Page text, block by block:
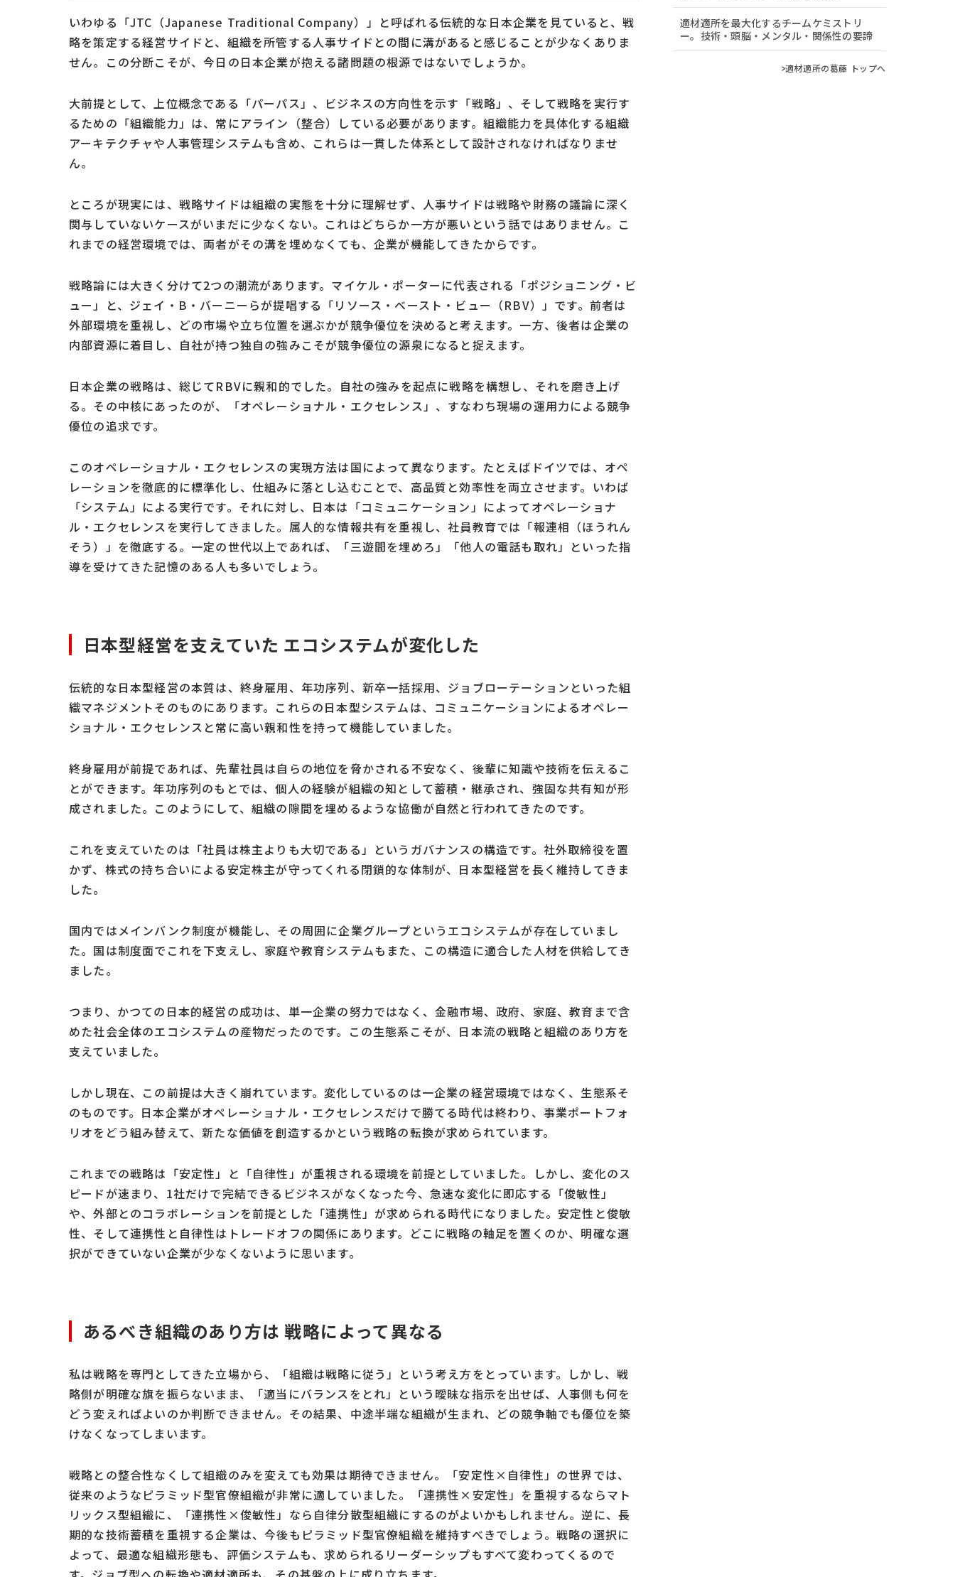
いわゆる「JTC（Japanese Traditional Company）」と呼ばれる伝統的な日本企業を見ていると、戦
略を策定する経営サイドと、組織を所管する人事サイドとの間に溝があると感じることが少なくありま
せん。この分断こそが、今日の日本企業が抱える諸問題の根源ではないでしょうか。
大前提として、上位概念である「パーパス」、ビジネスの方向性を示す「戦略」、そして戦略を実行す
るための「組織能力」は、常にアライン（整合）している必要があります。組織能力を具体化する組織
アーキテクチャや人事管理システムも含め、これらは一貫した体系として設計されなければなりませ
ん。
ところが現実には、戦略サイドは組織の実態を十分に理解せず、人事サイドは戦略や財務の議論に深く
関与していないケースがいまだに少なくない。これはどちらか一方が悪いという話ではありません。こ
れまでの経営環境では、両者がその溝を埋めなくても、企業が機能してきたからです。
戦略論には大きく分けて2つの潮流があります。マイケル・ポーターに代表される「ポジショニング・ビ
ュー」と、ジェイ・B・バーニーらが提唱する「リソース・ベースト・ビュー（RBV）」です。前者は
外部環境を重視し、どの市場や立ち位置を選ぶかが競争優位を決めると考えます。一方、後者は企業の
内部資源に着目し、自社が持つ独自の強みこそが競争優位の源泉になると捉えます。
日本企業の戦略は、総じてRBVに親和的でした。自社の強みを起点に戦略を構想し、それを磨き上げ
る。その中核にあったのが、「オペレーショナル・エクセレンス」、すなわち現場の運用力による競争
優位の追求です。
このオペレーショナル・エクセレンスの実現方法は国によって異なります。たとえばドイツでは、オペ
レーションを徹底的に標準化し、仕組みに落とし込むことで、高品質と効率性を両立させます。いわば
「システム」による実行です。それに対し、日本は「コミュニケーション」によってオペレーショナ
ル・エクセレンスを実行してきました。属人的な情報共有を重視し、社員教育では「報連相（ほうれん
そう）」を徹底する。一定の世代以上であれば、「三遊間を埋めろ」「他人の電話も取れ」といった指
導を受けてきた記憶のある人も多いでしょう。
日本型経営を支えていた エコシステムが変化した
伝統的な日本型経営の本質は、終身雇用、年功序列、新卒一括採用、ジョブローテーションといった組
織マネジメントそのものにあります。これらの日本型システムは、コミュニケーションによるオペレー
ショナル・エクセレンスと常に高い親和性を持って機能していました。
終身雇用が前提であれば、先輩社員は自らの地位を脅かされる不安なく、後輩に知識や技術を伝えるこ
とができます。年功序列のもとでは、個人の経験が組織の知として蓄積・継承され、強固な共有知が形
成されました。このようにして、組織の隙間を埋めるような協働が自然と行われてきたのです。
これを支えていたのは「社員は株主よりも大切である」というガバナンスの構造です。社外取締役を置
かず、株式の持ち合いによる安定株主が守ってくれる閉鎖的な体制が、日本型経営を長く維持してきま
した。
国内ではメインバンク制度が機能し、その周囲に企業グループというエコシステムが存在していまし
た。国は制度面でこれを下支えし、家庭や教育システムもまた、この構造に適合した人材を供給してき
ました。
つまり、かつての日本的経営の成功は、単一企業の努力ではなく、金融市場、政府、家庭、教育まで含
めた社会全体のエコシステムの産物だったのです。この生態系こそが、日本流の戦略と組織のあり方を
支えていました。
しかし現在、この前提は大きく崩れています。変化しているのは一企業の経営環境ではなく、生態系そ
のものです。日本企業がオペレーショナル・エクセレンスだけで勝てる時代は終わり、事業ポートフォ
リオをどう組み替えて、新たな価値を創造するかという戦略の転換が求められています。
これまでの戦略は「安定性」と「自律性」が重視される環境を前提としていました。しかし、変化のス
ピードが速まり、1社だけで完結できるビジネスがなくなった今、急速な変化に即応する「俊敏性」
や、外部とのコラボレーションを前提とした「連携性」が求められる時代になりました。安定性と俊敏
性、そして連携性と自律性はトレードオフの関係にあります。どこに戦略の軸足を置くのか、明確な選
択ができていない企業が少なくないように思います。
あるべき組織のあり方は 戦略によって異なる
私は戦略を専門としてきた立場から、「組織は戦略に従う」という考え方をとっています。しかし、戦
略側が明確な旗を振らないまま、「適当にバランスをとれ」という曖昧な指示を出せば、人事側も何を
どう変えればよいのか判断できません。その結果、中途半端な組織が生まれ、どの競争軸でも優位を築
けなくなってしまいます。
戦略との整合性なくして組織のみを変えても効果は期待できません。「安定性×自律性」の世界では、
従来のようなピラミッド型官僚組織が非常に適していました。「連携性×安定性」を重視するならマト
リックス型組織に、「連携性×俊敏性」なら自律分散型組織にするのがよいかもしれません。逆に、長
期的な技術蓄積を重視する企業は、今後もピラミッド型官僚組織を維持すべきでしょう。戦略の選択に
よって、最適な組織形態も、評価システムも、求められるリーダーシップもすべて変わってくるので
適材適所を最大化するチームケミストリ
ー。技術・頭脳・メンタル・関係性の要諦
適材適所の葛藤 トップへ